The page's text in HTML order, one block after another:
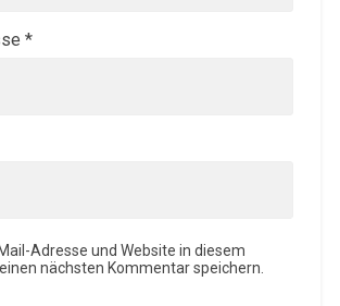
*
Adresse und Website in diesem
nächsten Kommentar speichern.